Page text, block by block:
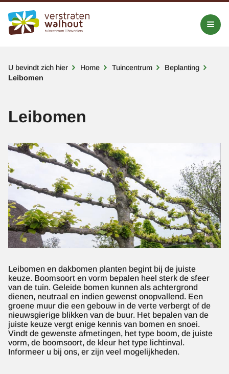
Kruimelpad
U bevindt zich hier Home Tuincentrum
Beplanting
Leibomen
Leibomen
Afbeelding
Leibomen en dakbomen planten begint bij de juiste
keuze. Boomsoort en vorm bepalen heel sterk de sfeer
van de tuin. Geleide bomen kunnen als achtergrond
dienen, neutraal en indien gewenst onopvallend. Een
groene muur die een gebouw in de verte verbergt of de
nieuwsgierige blikken van de buur. Het bepalen van de
juiste keuze vergt enige kennis van bomen en snoei.
Vindt de gewenste afmetingen, het type boom, de juiste
vorm, de boomsoort, de kleur het type lichtinval.
Informeer u bij ons, er zijn veel mogelijkheden.